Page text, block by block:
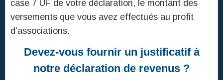
case 7 UF de votre déclaration, le montant des
versements que vous avez effectués au profit
d’associations.
Devez-vous fournir un justificatif à
notre déclaration de revenus ?